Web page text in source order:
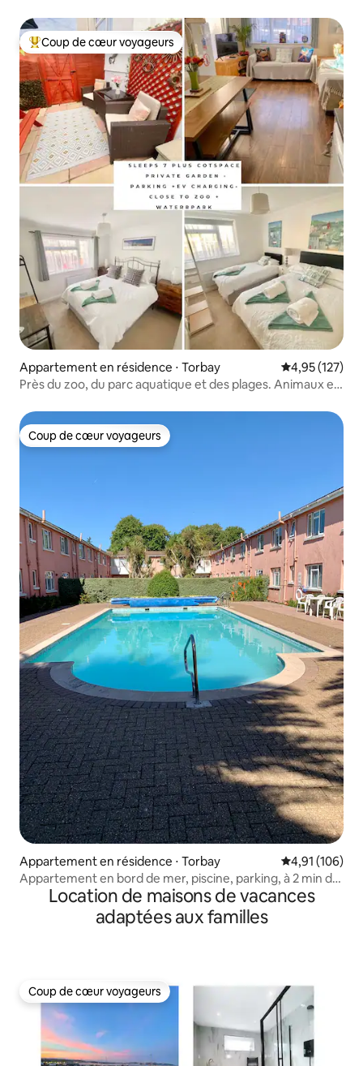
Coups de cœur voyageurs les plus appréciés
Coup de cœur voyageurs
Appartement en résidence ⋅ Torbay Évaluation
4,95 (127)
Près du zoo, du parc aquatique et des plages. Animaux et
Coup de cœur voyageurs
Coup de cœur voyageurs
Appartement en résidence ⋅ Torbay Évaluation
4,91 (106)
Appartement en bord de mer, piscine, parking, à 2 min de
la plage.Location de maisons de vacances
adaptées aux familles
Coup de cœur voyageurs
Coup de cœur voyageurs